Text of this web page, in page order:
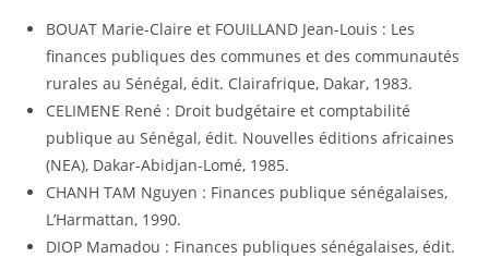
BOUAT Marie-Claire et FOUILLAND Jean-Louis : Les
finances publiques des communes et des communautés
rurales au Sénégal, édit. Clairafrique, Dakar, 1983.
CELIMENE René : Droit budgétaire et comptabilité
publique au Sénégal, édit. Nouvelles éditions africaines
(NEA), Dakar-Abidjan-Lomé, 1985.
CHANH TAM Nguyen : Finances publique sénégalaises,
L’Harmattan, 1990.
DIOP Mamadou : Finances publiques sénégalaises, édit.